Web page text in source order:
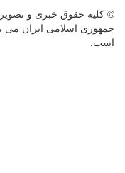
© کليه حقوق خبری و
جمهوری اسلامی ایران می
است.